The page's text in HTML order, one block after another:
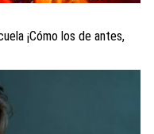
¡Cómo los de antes,